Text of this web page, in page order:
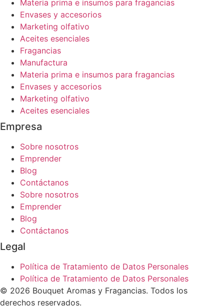
Materia prima e insumos para fragancias
Envases y accesorios
Marketing olfativo
Aceites esenciales
Fragancias
Manufactura
Materia prima e insumos para fragancias
Envases y accesorios
Marketing olfativo
Aceites esenciales
Empresa
Sobre nosotros
Emprender
Blog
Contáctanos
Sobre nosotros
Emprender
Blog
Contáctanos
Legal
Política de Tratamiento de Datos Personales
Política de Tratamiento de Datos Personales
© 2026 Bouquet Aromas y Fragancias. Todos los
derechos reservados.